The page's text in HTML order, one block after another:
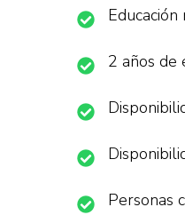
2 años de
Personas